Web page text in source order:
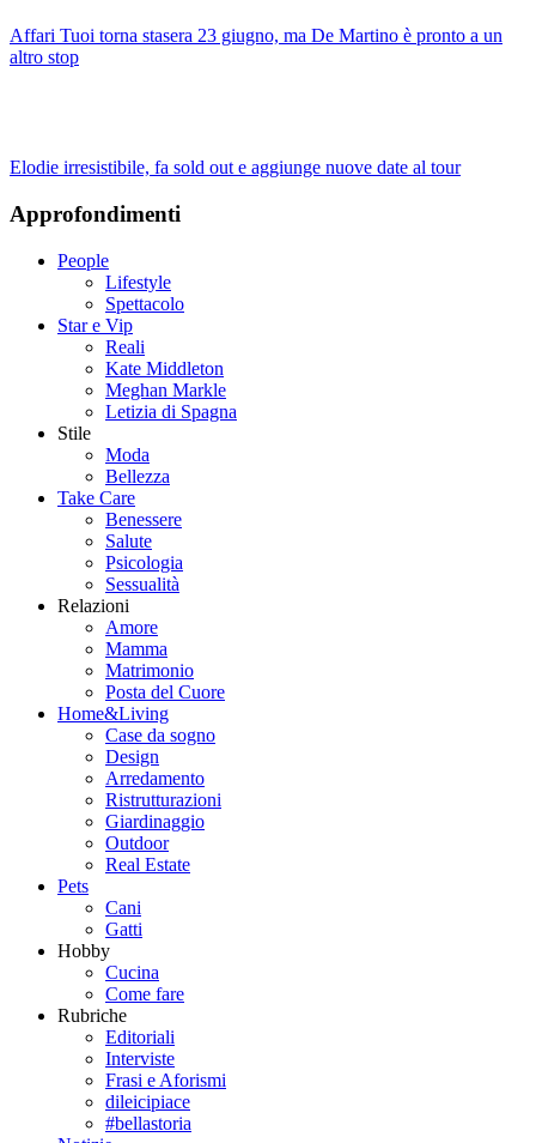
Affari Tuoi torna stasera 23 giugno, ma De Martino è pronto a un
altro stop
Elodie irresistibile, fa sold out e aggiunge nuove date al tour
Approfondimenti
People
Lifestyle
Spettacolo
Star e Vip
Reali
Kate Middleton
Meghan Markle
Letizia di Spagna
Stile
Moda
Bellezza
Take Care
Benessere
Salute
Psicologia
Sessualità
Relazioni
Amore
Mamma
Matrimonio
Posta del Cuore
Home&Living
Case da sogno
Design
Arredamento
Ristrutturazioni
Giardinaggio
Outdoor
Real Estate
Pets
Cani
Gatti
Hobby
Cucina
Come fare
Rubriche
Editoriali
Interviste
Frasi e Aforismi
dileicipiace
#bellastoria